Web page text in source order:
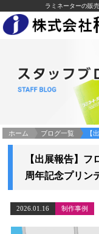
ラミネーターの販
ホーム ブログ一覧 【
【出展報告】
周年記念プリン
2026.01.16 制作事例